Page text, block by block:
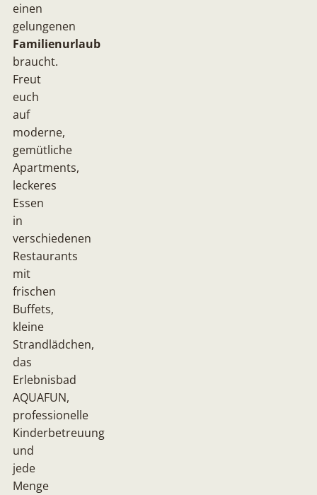
einen
gelungenen
Familienurlaub
braucht.
Freut
euch
auf
moderne,
gemütliche
Apartments,
leckeres
Essen
in
verschiedenen
Restaurants
mit
frischen
Buffets,
kleine
Strandlädchen,
das
Erlebnisbad
AQUAFUN,
professionelle
Kinderbetreuung
und
jede
Menge